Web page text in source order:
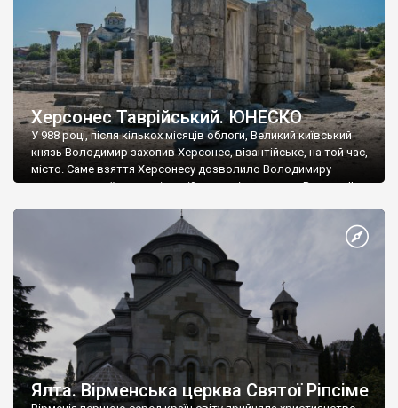
Херсонес Таврійський. ЮНЕСКО
У 988 році, після кількох місяців облоги, Великий київський
князь Володимир захопив Херсонес, візантійське, на той час,
місто. Саме взяття Херсонесу дозволило Володимиру
диктувати свої умови візантійському імператору Василю ІІ, та
Херсонесі Володимир-язичник, став Василем-християнином.
А потім було Хрещення Русі. На честь Херсонесу Таврійського
Ялта. Вірменська церква Святої Ріпсіме